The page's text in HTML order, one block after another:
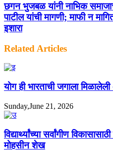
छगन भुजबळ यांनी नाभिक
पाटील यांची मागणी; माफी न
इशारा
Related Articles
योग ही भारताची जगाला
Sunday,June 21, 2026
विद्यार्थ्यांच्या सर्वांगीण
मोहसीन शेख